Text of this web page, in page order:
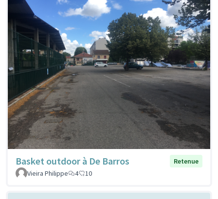
Basket outdoor à De Barros
Retenue
Vieira Philippe
4 10